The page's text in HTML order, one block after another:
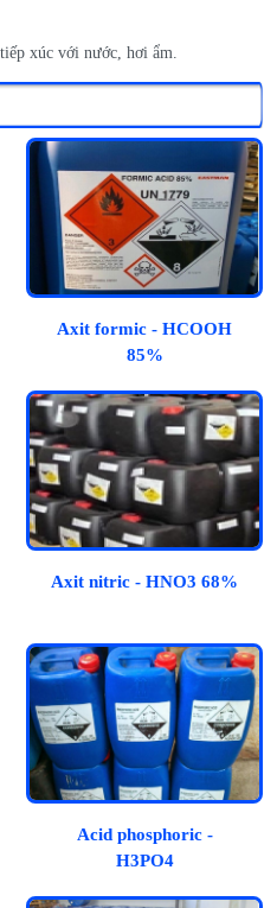
xúc với nước, hơi ẩm.
Axit formic - HCOOH
85%
Axit nitric - HNO3 68%
Acid phosphoric -
H3PO4